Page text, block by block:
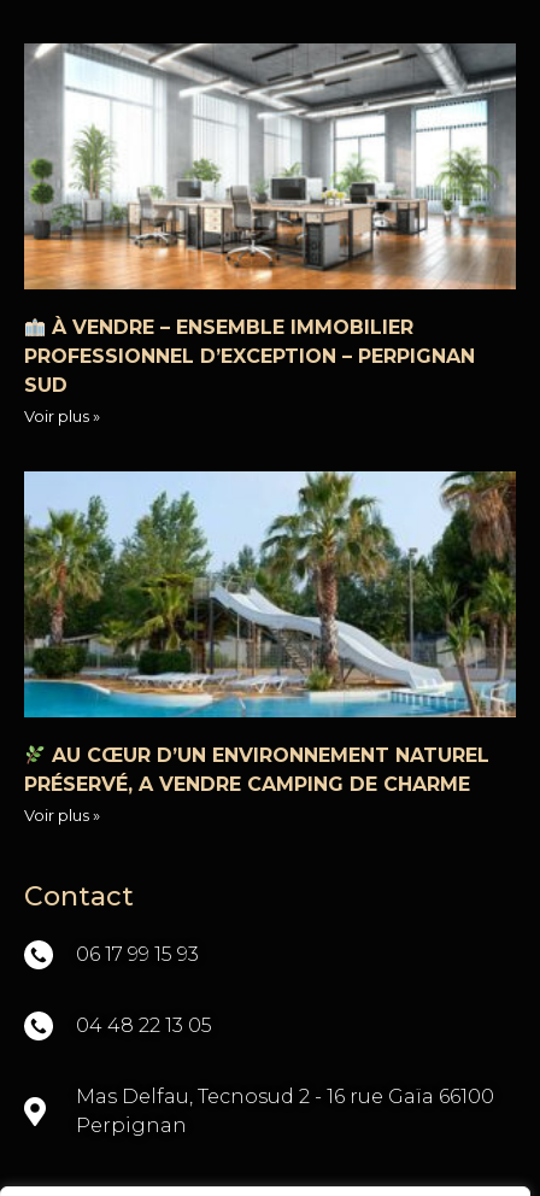
À VENDRE – ENSEMBLE IMMOBILIER
PROFESSIONNEL D’EXCEPTION – PERPIGNAN
SUD
Voir plus »
AU CŒUR D’UN ENVIRONNEMENT NATUREL
PRÉSERVÉ, A VENDRE CAMPING DE CHARME
Voir plus »
Contact
06 17 99 15 93
04 48 22 13 05
Mas Delfau, Tecnosud 2 - 16 rue Gaïa 66100
Perpignan